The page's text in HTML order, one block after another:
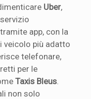
Uber,
app, con la
veicolo più adatto
telefonare,
per le
Taxis Bleus.
non solo